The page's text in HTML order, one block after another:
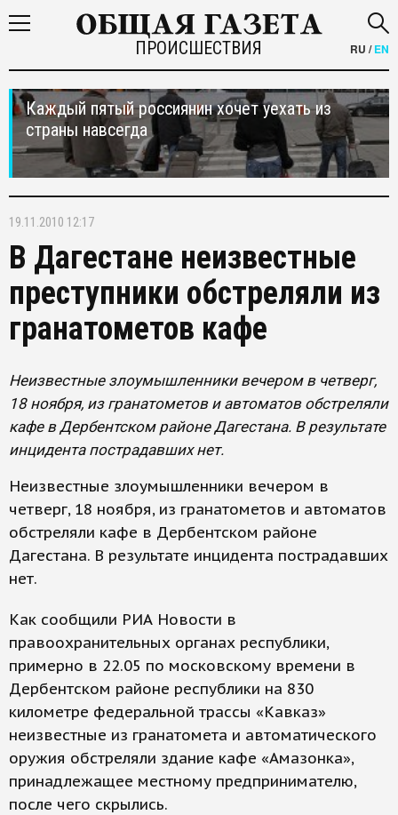
ПРОИСШЕСТВИЯ RU /EN
Каждый пятый россиянин хочет уехать из
страны навсегда
19.11.2010 12:17
В Дагестане неизвестные
преступники обстреляли из
гранатометов кафе
Неизвестные злоумышленники вечером в четверг,
18 ноября, из гранатометов и автоматов обстреляли
кафе в Дербентском районе Дагестана. В результате
инцидента пострадавших нет.
Неизвестные злоумышленники вечером в
четверг, 18 ноября, из гранатометов и автоматов
обстреляли кафе в Дербентском районе
Дагестана. В результате инцидента пострадавших
нет.
Как сообщили РИА Новости в
правоохранительных органах республики,
примерно в 22.05 по московскому времени в
Дербентском районе республики на 830
километре федеральной трассы «Кавказ»
неизвестные из гранатомета и автоматического
оружия обстреляли здание кафе «Амазонка»,
принадлежащее местному предпринимателю,
после чего скрылись.